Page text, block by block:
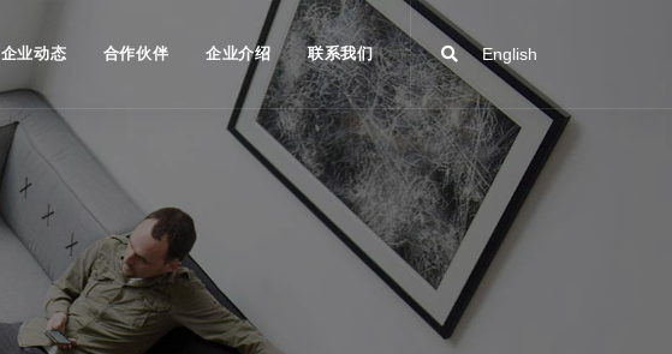
English
企业动态 合作伙伴 企业介绍 联系我们